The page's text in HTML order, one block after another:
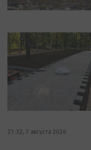
21:32, 7 августа 2026